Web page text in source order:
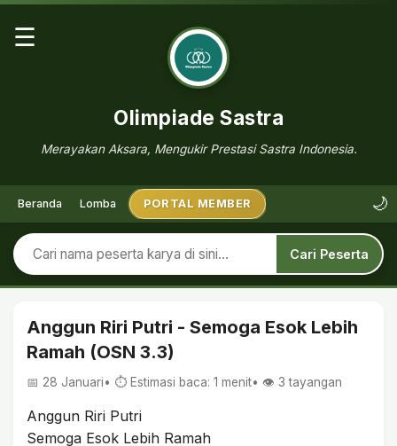
☰
Olimpiade Sastra
Merayakan Aksara, Mengukir Prestasi Sastra Indonesia.
Beranda Lomba PORTAL MEMBER 🌙
Cari Peserta
Anggun Riri Putri - Semoga Esok Lebih
Ramah (OSN 3.3)
📅 28 Januari• ⏱ Estimasi baca: 1 menit• 👁️ 3 tayangan
Anggun Riri Putri
Semoga Esok Lebih Ramah